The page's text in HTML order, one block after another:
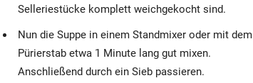
Selleriestücke komplett weichgekocht sind.
Nun die Suppe in einem Standmixer oder mit dem
Pürierstab etwa 1 Minute lang gut mixen.
Anschließend durch ein Sieb passieren.